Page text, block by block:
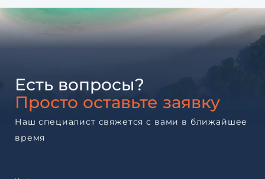
Есть вопросы?
Просто оставьте заявку
Наш специалист свяжется с вами в ближайшее
время